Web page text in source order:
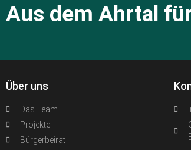
Aus dem Ahrtal
Über uns
Das Team
Projekte
Bürgerbeirat